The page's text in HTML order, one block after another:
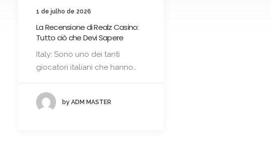
1 de julho de 2026
La Recensione di Realz Casino:
Tutto ciò che Devi Sapere
Italy: Sono uno dei tanti
giocatori italiani che hanno…
by ADM MASTER